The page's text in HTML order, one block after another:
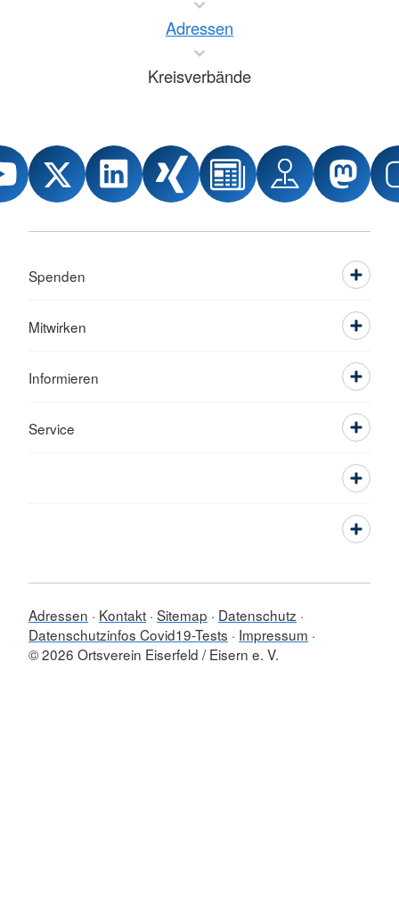
Adressen
Kreisverbände
Spenden
Mitwirken
Informieren
Service
Adressen Kontakt Sitemap
Datenschutz
Datenschutzinfos Covid19-Tests
Impressum
© 2026 Ortsverein Eiserfeld / Eisern e. V.